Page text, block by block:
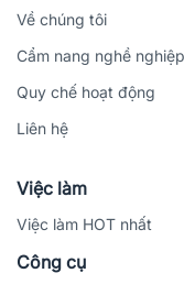
Về chúng tôi
Cẩm nang nghề nghiệp
Quy chế hoạt động
Liên hệ
Việc làm
Việc làm HOT nhất
Công cụ